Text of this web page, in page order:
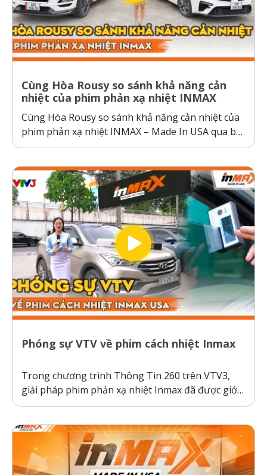
Cùng Hòa Rousy so sánh khả năng cản
nhiệt của phim phản xạ nhiệt INMAX
Cùng Hòa Rousy so sánh khả năng cản nhiệt của
phim phản xạ nhiệt INMAX – Made In USA qua bài
kiểm tra so sánh trực diện đầy thuyết phục.
thường hoạt động theo cơ chế giữ nhiệt trên
kính,...
Phóng sự VTV về phim cách nhiệt Inmax
Trong chương trình Thông Tin 260 trên VTV3,
giải pháp phim phản xạ nhiệt Inmax đã được giới
thiệu như một bước tiến công nghệ giúp bảo vệ ô
nóng gay gắt. Thực tế kiểm nghiệm cho thấy, ô...